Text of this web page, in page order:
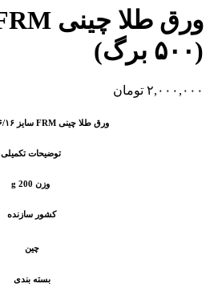
(۵۰۰ برگ)
۲,۰۰۰,۰۰۰ تومان
ورق طلا چینی FRM سایز ۱۶/۱۶ (۵۰۰ برگ)
توضیحات تکمیلی
وزن 200 g
کشور سازنده
چین
بسته بندی